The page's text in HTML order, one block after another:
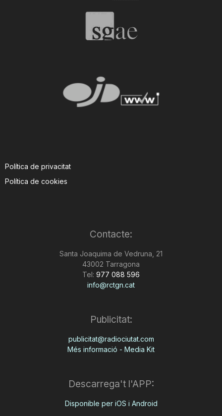
Política de privacitat
Política de cookies
Contacte:
Santa Joaquima de Vedruna, 21
43002 Tarragona
Tel: 977 088 596
info@rctgn.cat
Publicitat:
publicitat@radiociutat.com
Més informació - Media Kit
Descarrega't l'APP:
Disponible per iOS i Android